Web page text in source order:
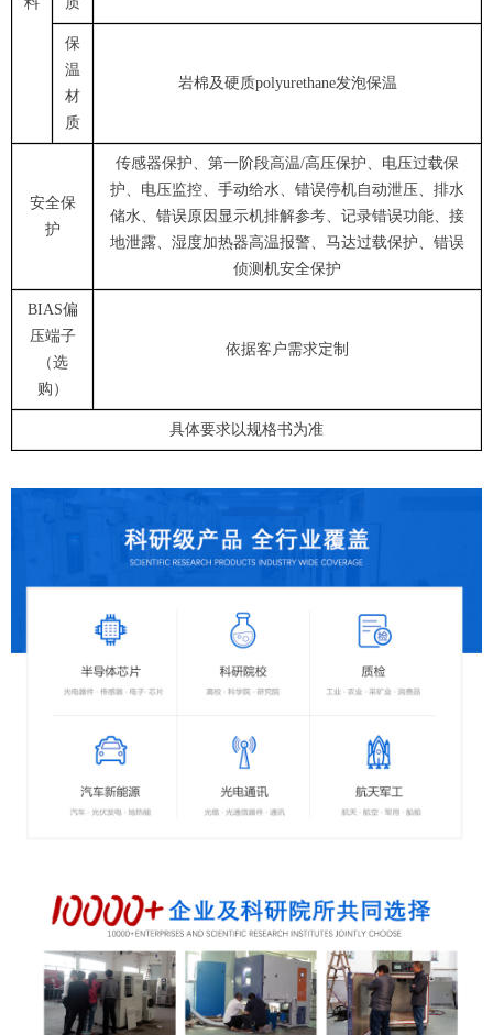
保
温
材
质
岩棉及硬质polyurethane发泡保温
安全保
护
传感器保护、第一阶段高温/高压保护、电压过载保
护、电压监控、手动给水、错误停机自动泄压、排水
储水、错误原因显示机排解参考、记录错误功能、接
地泄露、湿度加热器高温报警、马达过载保护、错误
侦测机安全保护
BIAS偏
压端子
（选
购）
依据客户需求定制
具体要求以规格书为准